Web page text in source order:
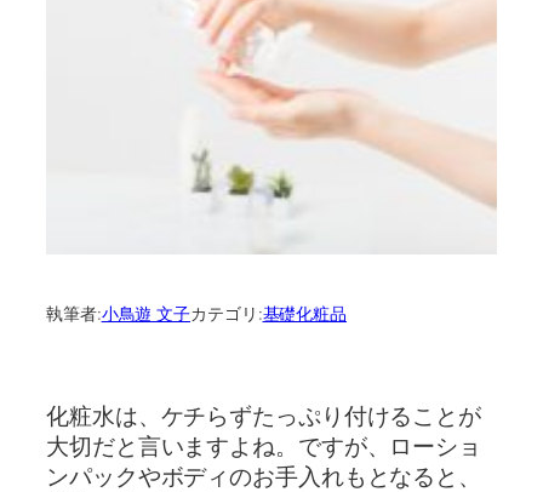
執筆者:小鳥遊 文子カテゴリ:基礎化粧品
化粧水は、ケチらずたっぷり付けることが
大切だと言いますよね。ですが、ローショ
ンパックやボディのお手入れもとなると、